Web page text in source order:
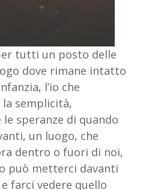
tutti un posto delle
dove rimane intatto
l’io che
la semplicità,
le speranze di quando
un luogo, che
dentro o fuori di noi,
può metterci davanti
farci vedere quello